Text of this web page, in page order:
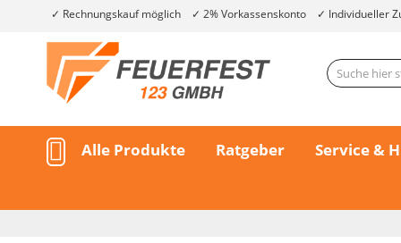
Rechnungskauf möglich 2% Vorkassenskonto Individueller
Alle Produkte Ratgeber Service &